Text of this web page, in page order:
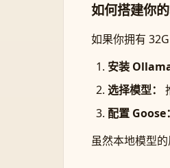
如何搭建你
如果你拥有
安装 Ollama
选择模型：
配置 Goose：
虽然本地模型